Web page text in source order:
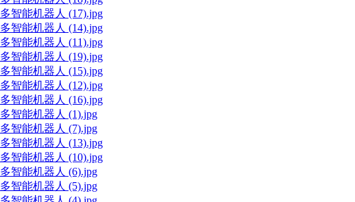
多智能机器人 (17).jpg
多智能机器人 (14).jpg
多智能机器人 (11).jpg
多智能机器人 (19).jpg
多智能机器人 (15).jpg
多智能机器人 (12).jpg
多智能机器人 (16).jpg
多智能机器人 (1).jpg
多智能机器人 (7).jpg
多智能机器人 (13).jpg
多智能机器人 (10).jpg
多智能机器人 (6).jpg
多智能机器人 (5).jpg